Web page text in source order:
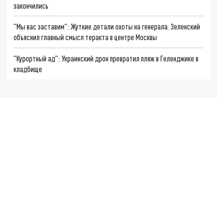
закончились
"Мы вас заставим": Жуткие детали охоты на генерала. Зеленский
объяснил главный смысл теракта в центре Москвы
"Курортный ад": Украинский дрон превратил пляж в Геленджике в
кладбище